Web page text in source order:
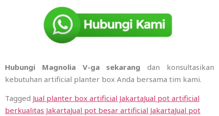
Hubungi Magnolia V-ga sekarang dan konsultasikan
kebutuhan artificial planter box Anda bersama tim kami.
Tagged Jual planter box artificial JakartaJual pot artificial
berkualitas JakartaJual pot besar artificial JakartaJual pot